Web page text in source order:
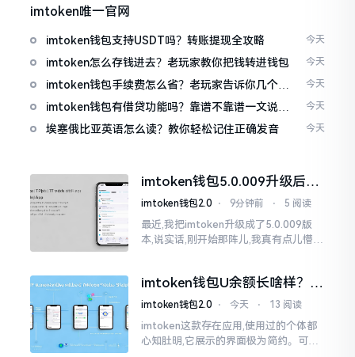
imtoken唯一官网
imtoken钱包支持USDT吗？转账提现全攻略 今天
imtoken怎么存钱进去？老玩家教你把钱转进钱包 今天
imtoken钱包手续费怎么省？老玩家告诉你几个实
在招
今天
imtoken钱包有借贷功能吗？靠谱不靠谱一文说清
楚
今天
埃塞俄比亚英语怎么读？教你轻松记住正确发音 今天
imtoken钱包5.0.009升级后咋
用？老用户实测分享
imtoken钱包2.0 ⋅ 9分钟前 ⋅ 5 阅读
最近,我把imtoken升级成了5.0.009版
本,说实话,刚开始那阵儿,我真有点儿懵,
imtoken钱包U余额长啥样？截
图这样看
imtoken钱包2.0 ⋅ 今天 ⋅ 13 阅读
imtoken这款存在应用,使用过的个体都
心知肚明,它展示的界面极为简约。可是,